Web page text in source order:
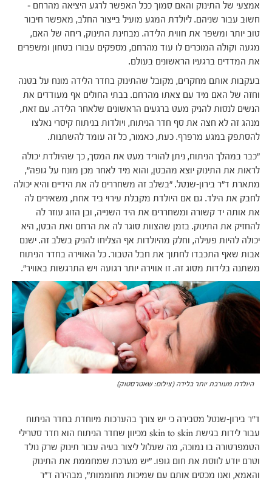
אמצעי של התינוק והאם סמוך ככל האפשר לרגע היציאה מהרחם –
חשוב עבור שניהם. ליולדת המגע מועיל בייצור החלב, מאפשר חיבור
טוב יותר ומשפר את חווית הלידה. מבחינת התינוק, ריחה של האם,
מגעה וקולה המוכרים לו עוד מהרחם, מספקים עבורו בטחון ומשפרים
את המדדים ברגעיו הראשונים בעולם.
בעקבות אותם מחקרים, מקובל שהתינוק בחדר הלידה מונח על בטנה
וחזה של האם מיד עם צאתו מהרחם. בבתי החולים אף מעודדים את
הנשים לנסות להניק מעט ברגעים הראשונים שלאחר הלידה. עם זאת,
מנהג זה לא חצה את סף חדר הניתוח, ויולדות בניתוח קיסרי נאלצו
להסתפק במגע מרפרף. כעת, כאמור, כל זה עומד להשתנות.
"כבר במהלך הניתוח, ניתן להוריד מעט את המסך, כך שהיולדת יכולה
לראות את התינוק יוצא מהבטן, והוא מיד לאחר מכן מונח על גופה",
מתארת ד"ר בירון-שנטל. "בשלב זה משחררים לה את הידיים והיא יכולה
לחבק את הילד. גם אם היולדת מקבלת עירוי ביד אחת, משאירים לה
את אותה יד קשורה ומשחררים את היד השנייה, ובן הזוג עוזר לה
להחזיק את התינוק. בזמן שהצוות סוגר לה את הרחם ואת הבטן, היא
יכולה להיות פעילה, וחלק מהיולדות אף הצליחו להניק בשלב זה. ישנם
אבות שאף התכבדו לחתוך את חבל הטבור. כל האווירה בחדר הניתוח
משתנה בלידות מסוג זה. זו אווירה יותר רגועה ויש התרגשות באוויר".
היולדת מעורבת יותר בלידה (צילום: שאטרסטוק)
ד"ר בירון-שנטל מסבירה כי יש צורך בהערכות מיוחדת בחדר הניתוח
עבור לידות בגישת skin to skin מכיוון שחדר הניתוח הוא חדר סטרילי
הטמפרטורה בו נמוכה, מה שעלול ליצור בעיה עבור תינוק שרק נולד
וטרם יודע לווסת את חום גופו. "יש מערכת שמחממת את התינוק
והאמא, ואנו מכסים אותם עם שמיכות מחוממות", מבהירה ד"ר